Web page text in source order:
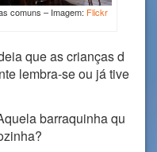
comuns – Imagem: Flickr
que as crianças d
lembra-se ou já tive
barraquinha qu